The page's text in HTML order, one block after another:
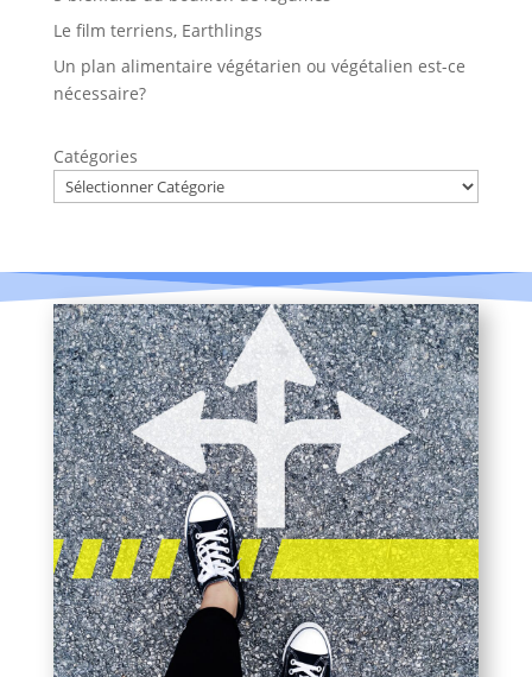
Le film terriens, Earthlings
Un plan alimentaire végétarien ou végétalien est-ce
nécessaire?
Catégories